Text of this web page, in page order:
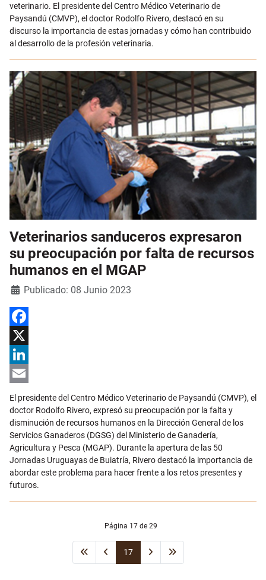
veterinario. El presidente del Centro Médico Veterinario de
Paysandú (CMVP), el doctor Rodolfo Rivero, destacó en su
discurso la importancia de estas jornadas y cómo han contribuido
al desarrollo de la profesión veterinaria.
Veterinarios sanduceros expresaron
su preocupación por falta de recursos
humanos en el MGAP
Detalles
Publicado: 08 Junio 2023
Facebook
X
LinkedIn
Email
El presidente del Centro Médico Veterinario de Paysandú (CMVP), el
doctor Rodolfo Rivero, expresó su preocupación por la falta y
disminución de recursos humanos en la Dirección General de los
Servicios Ganaderos (DGSG) del Ministerio de Ganadería,
Agricultura y Pesca (MGAP). Durante la apertura de las 50
Jornadas Uruguayas de Buiatría, Rivero destacó la importancia de
abordar este problema para hacer frente a los retos presentes y
futuros.
Página 17 de 29
17